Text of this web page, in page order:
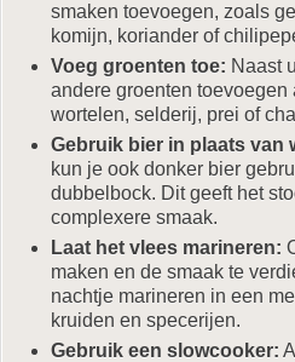
smaken toevoegen, zoals
komijn, koriander of
Voeg groenten toe: Naast
andere groenten
wortelen, selderij, prei of
Gebruik bier in plaats van
kun je ook donker bier
dubbelbock. Dit geeft het
complexere smaak.
Laat het vlees marineren:
maken en de smaak te
nachtje marineren in een
kruiden en specerijen.
Gebruik een slowcooker: